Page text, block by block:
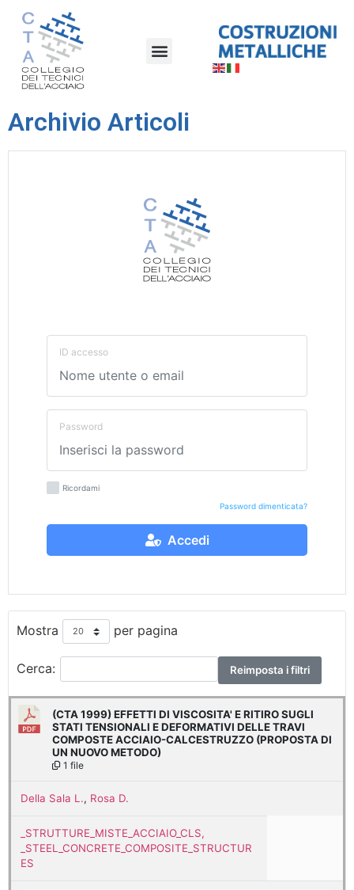
Archivio Articoli
ID accesso
Password
Ricordami
Password dimenticata?
Accedi
Mostra per pagina
Cerca: Reimposta i filtri
(CTA 1999) EFFETTI DI VISCOSITA' E RITIRO SUGLI
STATI TENSIONALI E DEFORMATIVI DELLE TRAVI
COMPOSTE ACCIAIO-CALCESTRUZZO (PROPOSTA DI
UN NUOVO METODO)
1 file
Della Sala L., Rosa D.
_STRUTTURE_MISTE_ACCIAIO_CLS,
_STEEL_CONCRETE_COMPOSITE_STRUCTUR
ES